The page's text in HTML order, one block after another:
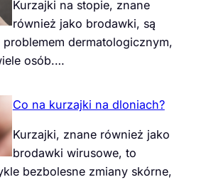
Kurzajki na stopie, znane
również jako brodawki, są
dermatologicznym,
osób.…
Co na kurzajki na dloniach?
Kurzajki, znane również jako
brodawki wirusowe, to
bezbolesne zmiany skórne,